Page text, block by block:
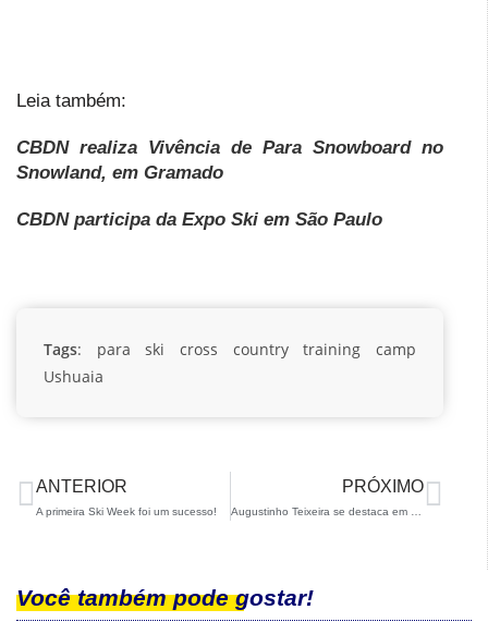
Leia também:
CBDN realiza Vivência de Para Snowboard no
Snowland, em Gramado
CBDN participa da Expo Ski em São Paulo
Tags: para ski cross country
training camp
Ushuaia
ANTERIOR
A primeira Ski Week foi um sucesso!
PRÓXIMO
Você também pode gostar!